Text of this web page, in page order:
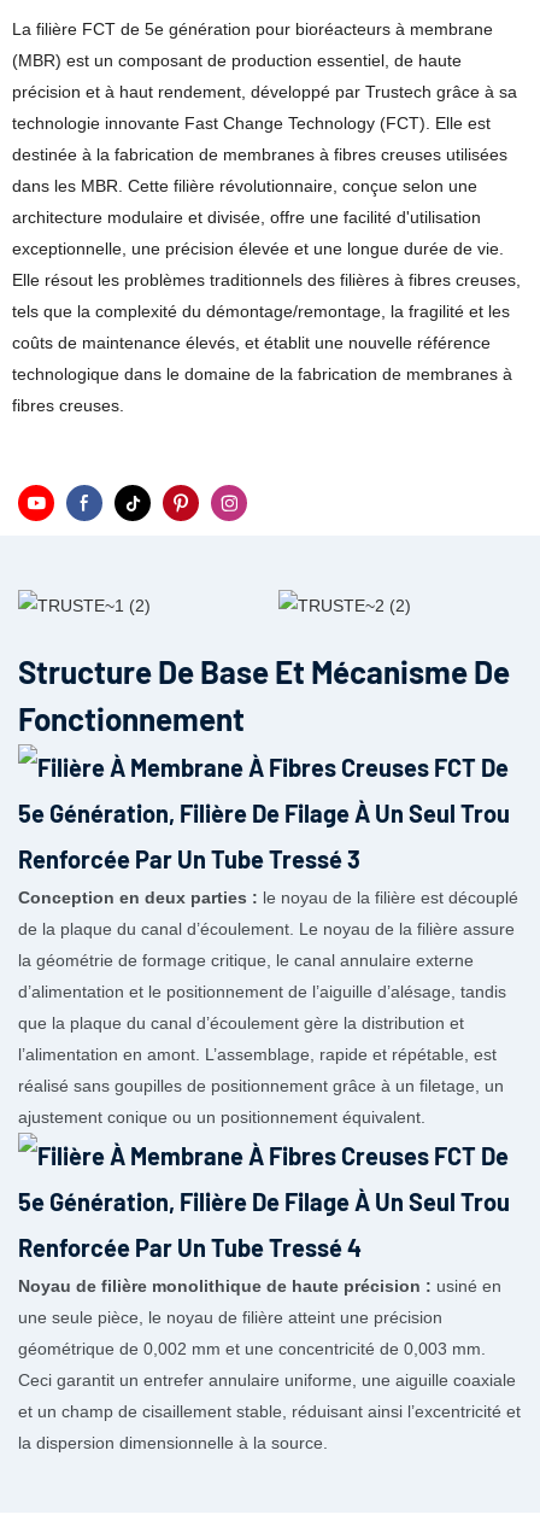
La filière FCT de 5e génération pour bioréacteurs à membrane
(MBR) est un composant de production essentiel, de haute
précision et à haut rendement, développé par Trustech grâce à sa
technologie innovante Fast Change Technology (FCT). Elle est
destinée à la fabrication de membranes à fibres creuses utilisées
dans les MBR. Cette filière révolutionnaire, conçue selon une
architecture modulaire et divisée, offre une facilité d'utilisation
exceptionnelle, une précision élevée et une longue durée de vie.
Elle résout les problèmes traditionnels des filières à fibres creuses,
tels que la complexité du démontage/remontage, la fragilité et les
coûts de maintenance élevés, et établit une nouvelle référence
technologique dans le domaine de la fabrication de membranes à
fibres creuses.
Structure De Base Et Mécanisme De
Fonctionnement
Conception en deux parties : le noyau de la filière est découplé
de la plaque du canal d’écoulement. Le noyau de la filière assure
la géométrie de formage critique, le canal annulaire externe
d’alimentation et le positionnement de l’aiguille d’alésage, tandis
que la plaque du canal d’écoulement gère la distribution et
l’alimentation en amont. L’assemblage, rapide et répétable, est
réalisé sans goupilles de positionnement grâce à un filetage, un
ajustement conique ou un positionnement équivalent.
Noyau de filière monolithique de haute précision : usiné en
une seule pièce, le noyau de filière atteint une précision
géométrique de 0,002 mm et une concentricité de 0,003 mm.
Ceci garantit un entrefer annulaire uniforme, une aiguille coaxiale
et un champ de cisaillement stable, réduisant ainsi l’excentricité et
la dispersion dimensionnelle à la source.